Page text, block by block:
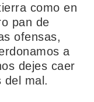
como en
pan de
ofensas,
a
dejes caer
del mal.